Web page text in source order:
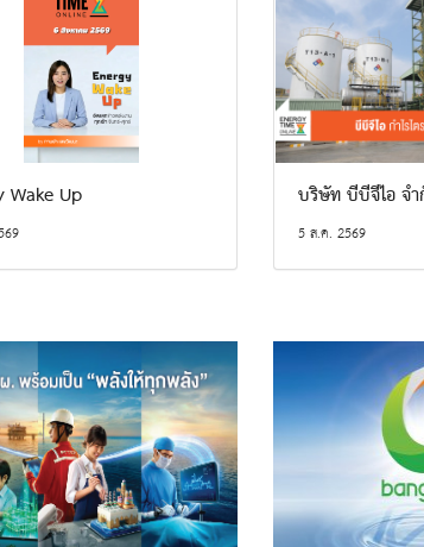
Wake Up บริษัท บีบีจีไอ จ
5 ส.ค. 2569